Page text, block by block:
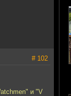
# 102
и "V